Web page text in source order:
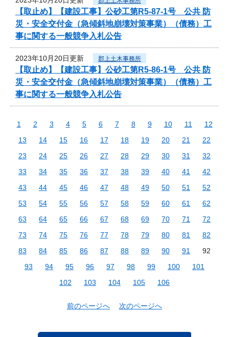
【取止め】【建設工事】公砂工第R5-87-1号 公共 防
災・安全交付金（急傾斜地崩壊対策事業）（債務）工
事に関する一般競争入札公告
2023年10月20日更新 郡上土木事務所
【取止め】【建設工事】公砂工第R5-86-1号 公共 防
災・安全交付金（急傾斜地崩壊対策事業）（債務）工
事に関する一般競争入札公告
1 2 3 4 5 6 7 8 9 10 11
12
13
14 15 16 17 18 19 20 21
22
23
24 25 26 27 28 29 30 31
32
33
34 35 36 37 38 39 40 41
42
43
44 45 46 47 48 49 50 51
52
53
54 55 56 57 58 59 60 61
62
63
64 65 66 67 68 69 70 71
72
73
74 75 76 77 78 79 80 81
82
83
84 85 86 87 88 89 90 91
92
93
94 95 96 97 98 99 100
101
102
103 104 105 106
前のページへ 次のページへ